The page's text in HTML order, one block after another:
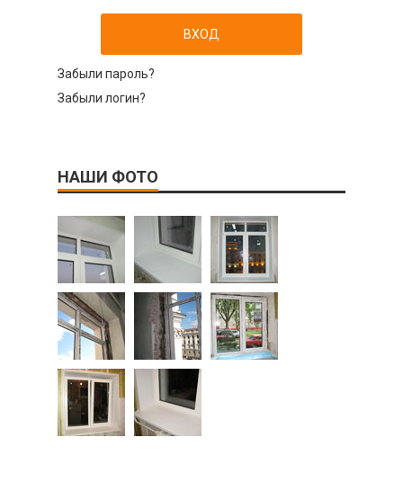
Забыли пароль?
Забыли логин?
НАШИ ФОТО